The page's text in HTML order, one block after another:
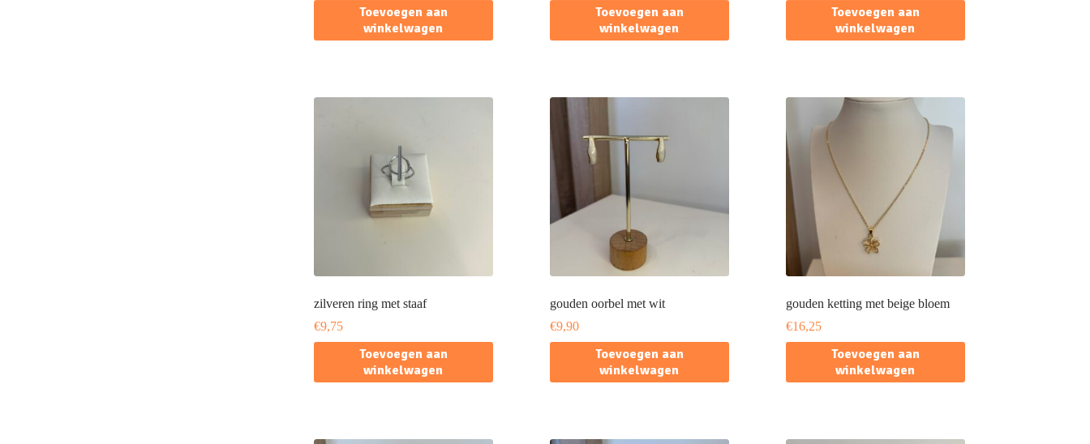
Toevoegen aan
winkelwagen
Toevoegen aan
winkelwagen
Toevoegen aan
winkelwagen
zilveren ring met staaf
€9,75
Toevoegen aan
winkelwagen
gouden oorbel met wit
€9,90
Toevoegen aan
winkelwagen
gouden ketting met beige bloem
€16,25
Toevoegen aan
winkelwagen